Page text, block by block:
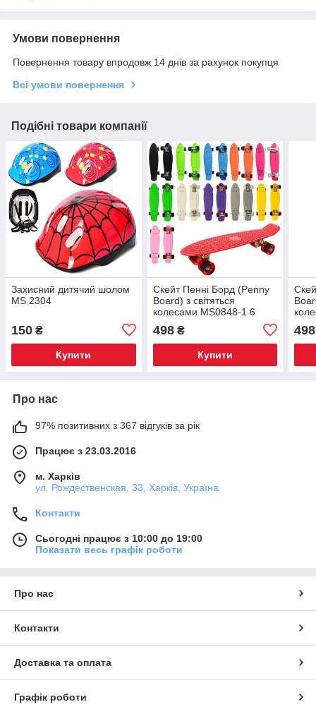
Умови повернення
Повернення товару впродовж 14 днів за рахунок покупця
Всі умови повернення
Подібні товари компанії
Захисний дитячий шолом
MS 2304
150 ₴
Купити
Скейт Пенні Борд (Penny
Board) з світяться
колесами MS0848-1 6
498₴
Купити
498
Про нас
97% позитивних з 367 відгуків за рік
Працює з 23.03.2016
м. Харків
ул. Рождественская, 33, Харків, Україна
Контакти
Сьогодні працює з 10:00 до 19:00
Показати весь графік роботи
Про нас
Контакти
Доставка та оплата
Графік роботи